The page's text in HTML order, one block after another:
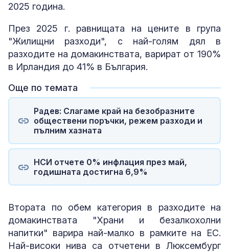
2025 година.
През 2025 г. равнищата на цените в група
"Жилищни разходи", с най-голям дял в
разходите на домакинствата, варират от 190%
в Ирландия до 41% в България.
Още по темата
Радев: Слагаме край на безобразните
обществени поръчки, режем разходи и
пълним хазната
НСИ отчете 0% инфлация през май,
годишната достигна 6,9%
Втората по обем категория в разходите на
домакинствата "Храни и безалкохолни
напитки" варира най-малко в рамките на ЕС.
Най-високи нива са отчетени в Люксембург